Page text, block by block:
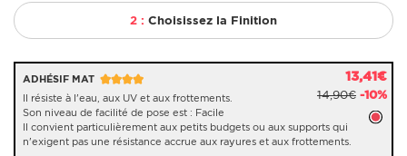
2 : Choisissez la Finition
ADHÉSIF MAT 13,41€
14,90€ -10%
Il résiste à l'eau, aux UV et aux frottements.
Son niveau de facilité de pose est : Facile
Il convient particulièrement aux petits budgets ou aux supports qui
n'exigent pas une résistance accrue aux rayures et aux frottements.